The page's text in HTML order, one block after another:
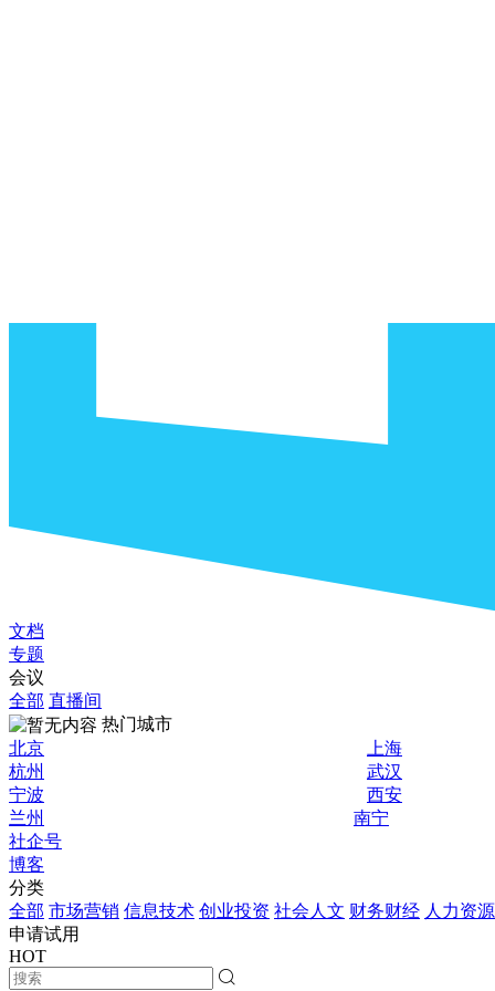
文档
专题
会议
全部 直播间
热门城市
北京
上海
杭州
武汉
宁波
西安
兰州
南宁
社企号
博客
分类
全部 市场营销 信息技术 创业投资 社会人文 财务财经 人力资源
申请试用
HOT